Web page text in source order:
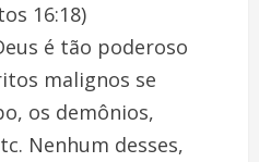
16:18)
é tão poderoso
malignos se
os demônios,
Nenhum desses,